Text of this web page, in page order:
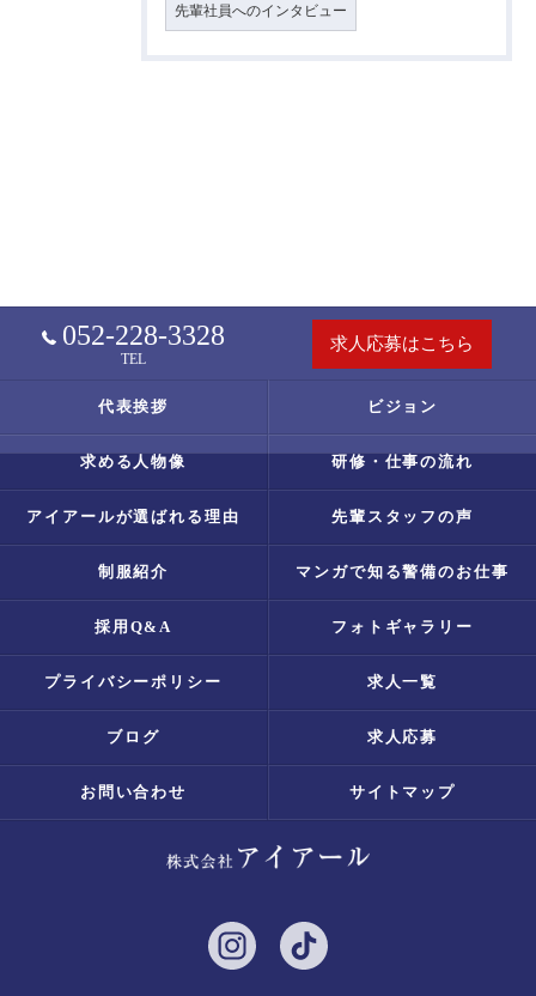
先輩社員へのインタビュー
052-228-3328
TEL
求人応募はこちら
代表挨拶 ビジョン
求める人物像 研修・仕事の流れ
アイアールが選ばれる理由 先輩スタッフの声
制服紹介 マンガで知る警備のお仕事
採用Q&A フォトギャラリー
プライバシーポリシー 求人一覧
ブログ 求人応募
お問い合わせ サイトマップ